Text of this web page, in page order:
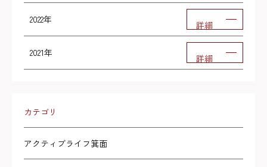
2022年 詳細
2021年 詳細
カテゴリ
アクティブライフ箕面